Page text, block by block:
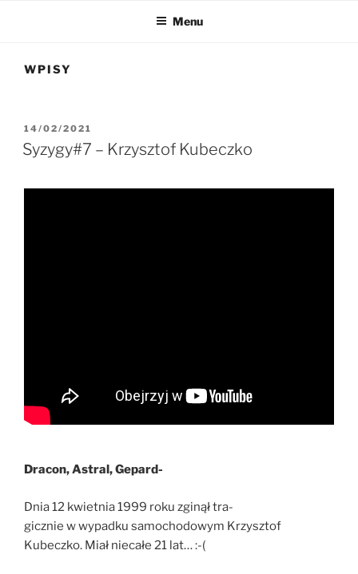
Menu
WPISY
OPUBLIKOWANE
W
14/02/2021
Syzygy#7 – Krzysztof Kubeczko
Dracon, Astral, Gepard-
Dnia 12 kwietnia 1999 roku zginął tra-
gicznie w wypadku samochodowym Krzysztof
Kubeczko. Miał niecałe 21 lat… :-(